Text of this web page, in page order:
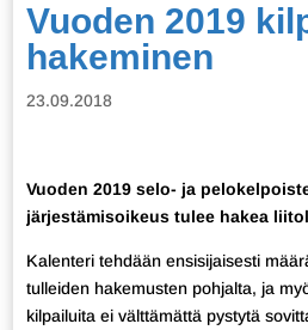
Vuoden 2019
hakeminen
23.09.2018
Vuoden 2019 selo- ja
järjestämisoikeus tulee hakea
Kalenteri tehdään ensisijaisesti
tulleiden hakemusten pohjalta, ja
kilpailuita ei välttämättä pystytä